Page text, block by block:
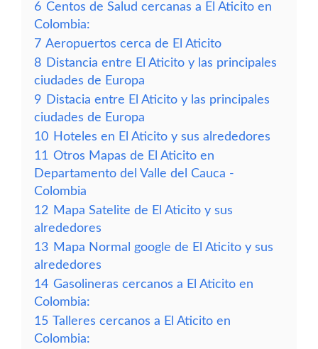
6 Centos de Salud cercanas a El Aticito en
Colombia:
7 Aeropuertos cerca de El Aticito
8 Distancia entre El Aticito y las principales
ciudades de Europa
9 Distacia entre El Aticito y las principales
ciudades de Europa
10 Hoteles en El Aticito y sus alrededores
11 Otros Mapas de El Aticito en
Departamento del Valle del Cauca -
Colombia
12 Mapa Satelite de El Aticito y sus
alrededores
13 Mapa Normal google de El Aticito y sus
alrededores
14 Gasolineras cercanos a El Aticito en
Colombia:
15 Talleres cercanos a El Aticito en
Colombia: